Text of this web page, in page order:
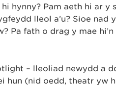
hynny? Pam aeth hi ar y
lleol a’u? Sioe nad
Pa fath o drag y mae
– lleoliad newydd a
hun (nid oedd, theatr yw